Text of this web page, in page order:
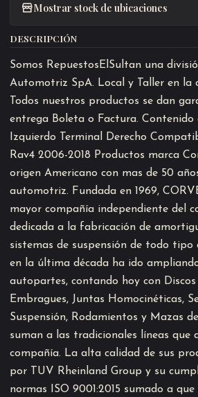
Mostrar stock de ubicaciones
DESCRIPCIÓN
Somos RepuestosElSultan una
Automotriz SpA. Local y Taller en la
Todos nuestros productos se dan
entrega Boleta o Factura. Contenido
Izquierdo Terminal Derecho
Rav4 2006-2018 Productos marca
origen Americano con mas de 50
automotriz. Fundada en 1969,
mayor compañía independiente del
dedicada a la fabricación de
sistemas de suspensión de todo tipo
en la última década ha ido
autopartes, contando hoy con
Embragues, Juntas Homocinéticas,
Suspensión, Rodamientos y Mazas
suman a las tradicionales líneas que
compañía. La alta calidad de sus
por TUV Rheinland Group y su
normas ISO 9001:2015 sumado a